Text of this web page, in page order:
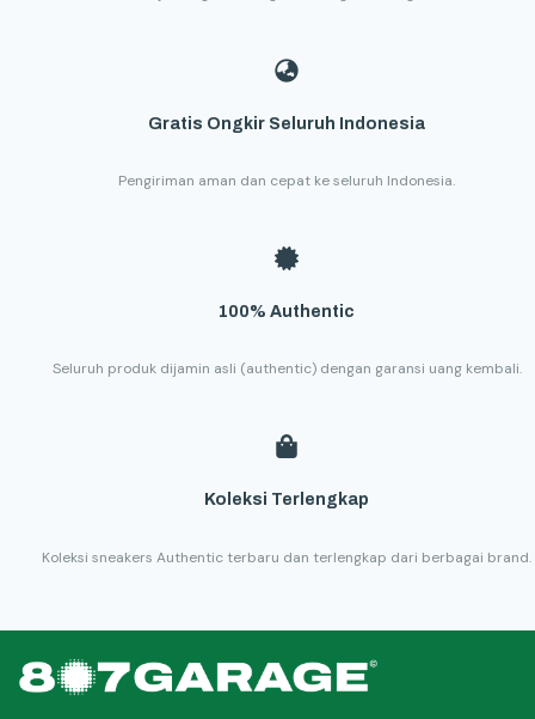
Gratis Ongkir Seluruh Indonesia
Pengiriman aman dan cepat ke seluruh Indonesia.
100% Authentic
Seluruh produk dijamin asli (authentic) dengan garansi uang kembali.
Koleksi Terlengkap
Koleksi sneakers Authentic terbaru dan terlengkap dari berbagai brand.